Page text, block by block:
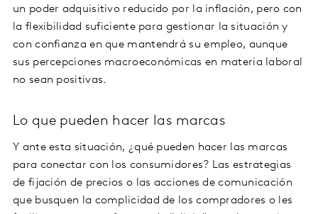
un poder adquisitivo reducido por la inflación, pero con
la flexibilidad suficiente para gestionar la situación y
con confianza en que mantendrá su empleo, aunque
sus percepciones macroeconómicas en materia laboral
no sean positivas.
Lo que pueden hacer las marcas
Y ante esta situación, ¿qué pueden hacer las marcas
para conectar con los consumidores? Las estrategias
de fijación de precios o las acciones de comunicación
que busquen la complicidad de los compradores o les